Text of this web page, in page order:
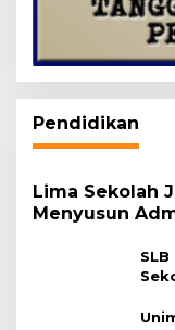
Pendidikan
Lima Sekolah
Menyusun